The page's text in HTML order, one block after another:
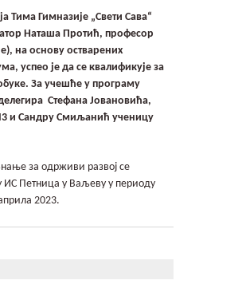
Тима Гимназије „Свети Сава“
Наташа Протић, професор
на основу остварених
успео је да се квалификује за
За учешће у програму
Стефана Јовановића,
и Сандру Смиљанић ученицу
за одрживи развој се
ИС Петница у Ваљеву у периоду
2023.